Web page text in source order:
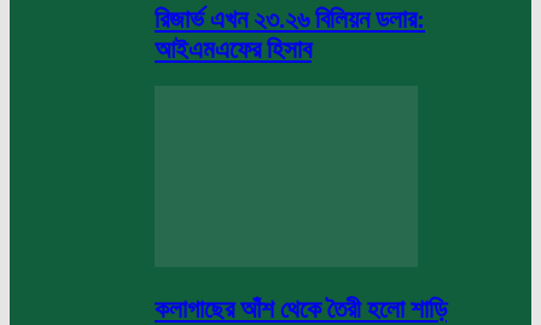
রিজার্ভ এখন ২৩.২৬ বিলিয়ন ডলার:
আইএমএফের হিসাব
কলাগাছের আঁশ থেকে তৈরী হলো শাড়ি